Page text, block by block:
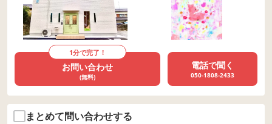
1分で完了！
お問い合わせ
(無料)
電話で聞く
050-1808-2433
まとめて問い合わせする